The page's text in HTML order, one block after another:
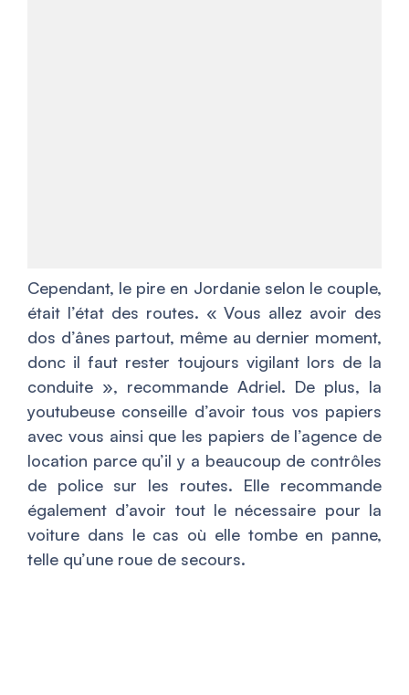
Cependant, le pire en Jordanie selon le couple,
était l’état des routes. «Vous allez avoir des
dos d’ânes partout, même au dernier moment,
donc il faut rester toujours vigilant lors de la
conduite », recommande Adriel. De plus, la
youtubeuse conseille d’avoir tous vos papiers
avec vous ainsi que les papiers de l’agence de
location parce qu’il y a beaucoup de contrôles
de police sur les routes. Elle recommande
également d’avoir tout le nécessaire pour la
voiture dans le cas où elle tombe en panne,
telle qu’une roue de secours.